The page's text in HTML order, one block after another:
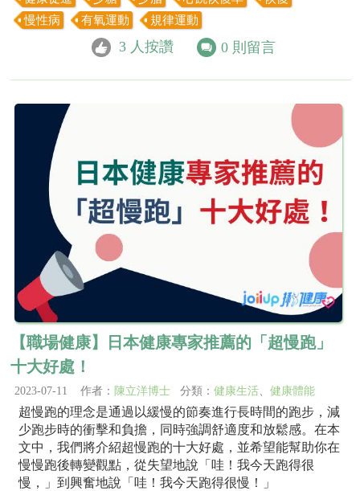
慢性病
有氧運動 規律運動
3 人按讚 0 則留言
【職場健康】日本健康專家推薦的「超慢跑」
十大好處！
2023-07-11 作者： 陳立洋博士 分類： 健康生活、 健康體能
超慢跑的理念是通過以緩慢的節奏進行長時間的跑步，減
少跑步時的衝擊和負擔，同時強調舒適度和放鬆感。在本
文中，我們將介紹超慢跑的十大好處，並希望能幫助你在
慢慢跑後轉變觀點，從失望地說「哇！我今天跑得很
慢，」到興奮地說「哇！我今天跑得很慢！」